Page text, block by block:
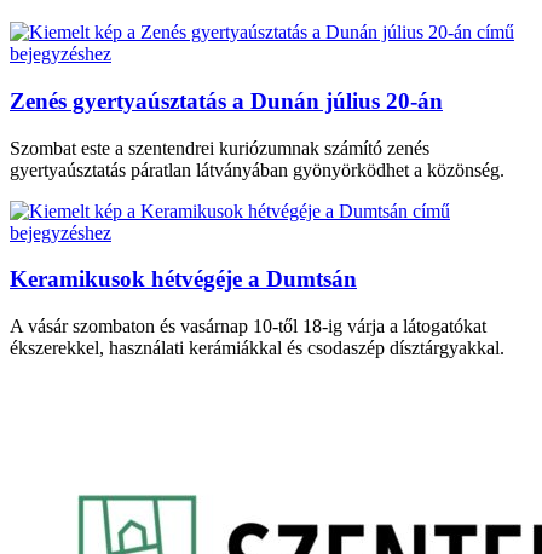
Zenés gyertyaúsztatás a Dunán július 20-án
Szombat este a szentendrei kuriózumnak számító zenés
gyertyaúsztatás páratlan látványában gyönyörködhet a közönség.
Keramikusok hétvégéje a Dumtsán
A vásár szombaton és vasárnap 10-től 18-ig várja a látogatókat
ékszerekkel, használati kerámiákkal és csodaszép dísztárgyakkal.